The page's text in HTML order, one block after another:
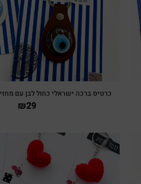
כרטיס ברכה ישראלי כחול לבן עם
₪29